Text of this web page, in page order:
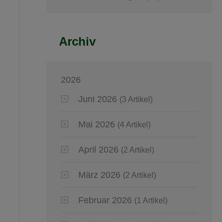
Archiv
2026
Juni 2026 (3 Artikel)
Mai 2026 (4 Artikel)
April 2026 (2 Artikel)
März 2026 (2 Artikel)
Februar 2026 (1 Artikel)